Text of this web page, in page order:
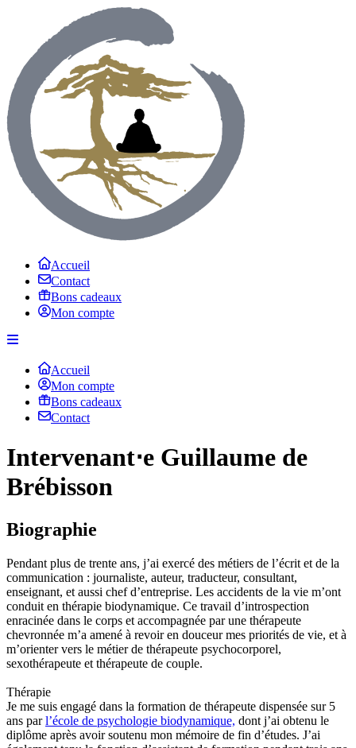
Accueil
Contact
Bons cadeaux
Mon compte
Accueil
Mon compte
Bons cadeaux
Contact
Intervenant⋅e Guillaume de
Brébisson
Biographie
Pendant plus de trente ans, j’ai exercé des métiers de l’écrit et de la
communication : journaliste, auteur, traducteur, consultant,
enseignant, et aussi chef d’entreprise. Les accidents de la vie m’ont
conduit en thérapie biodynamique. Ce travail d’introspection
enracinée dans le corps et accompagnée par une thérapeute
chevronnée m’a amené à revoir en douceur mes priorités de vie, et à
m’orienter vers le métier de thérapeute psychocorporel,
sexothérapeute et thérapeute de couple.
Thérapie
Je me suis engagé dans la formation de thérapeute dispensée sur 5
ans parl’école de psychologie biodynamique, dont j’ai obtenu le
diplôme après avoir soutenu mon mémoire de fin d’études. J’ai